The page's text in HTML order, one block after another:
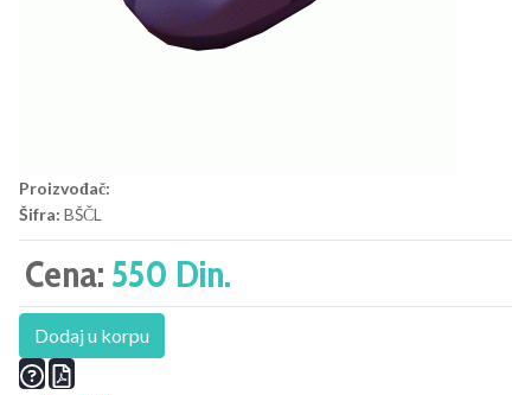
Proizvođač:
Šifra: BŠČL
Cena: 550 Din.
Dodaj u korpu